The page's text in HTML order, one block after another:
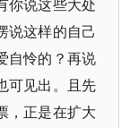
你说这些大处
说这样的自己
自怜的？再说
可见出。且先
，正是在扩大